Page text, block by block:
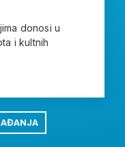
donosi u
i kultnih